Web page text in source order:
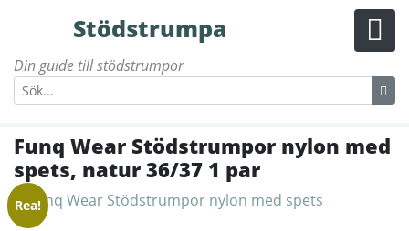
Stödstrumpa
Din guide till stödstrumpor
Funq Wear Stödstrumpor nylon med
spets, natur 36/37 1 par
Rea!